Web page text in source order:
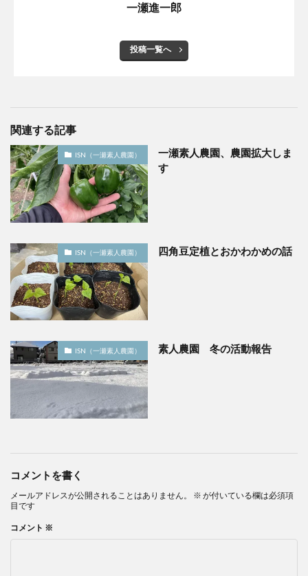
一瀬進一郎
投稿一覧へ
関連する記事
ISN（一瀬素人農園）
一瀬素人農園、農園拡大しま
す
ISN（一瀬素人農園） 四角豆定植とおかわかめの話
ISN（一瀬素人農園） 素人農園 冬の活動報告
コメントを書く
メールアドレスが公開されることはありません。 ※ が付いている欄は必須項
目です
コメント ※